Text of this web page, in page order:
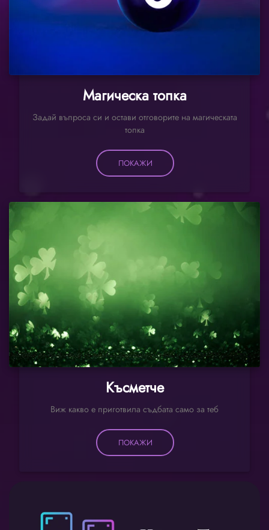
Магическа топка
Задай въпроса си и остави отговорите на магическата
топка
ПОКАЖИ
Късметче
Виж какво е приготвила съдбата само за теб
ПОКАЖИ